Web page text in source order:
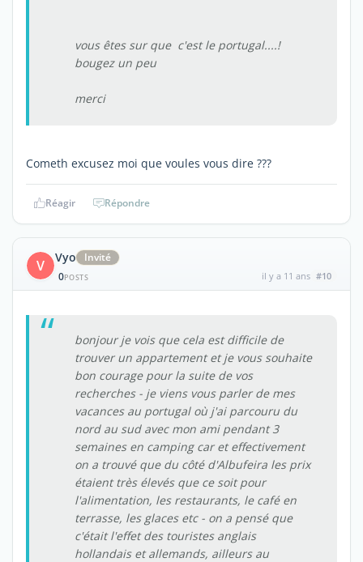
vous êtes sur que c'est le portugal....!
bougez un peu
merci
Cometh excusez moi que voules vous dire ???
Réagir Répondre
V Vyo
Invité
0POSTS il y a 11 ans #10
bonjour je vois que cela est difficile de
trouver un appartement et je vous souhaite
bon courage pour la suite de vos
recherches - je viens vous parler de mes
vacances au portugal où j'ai parcouru du
nord au sud avec mon ami pendant 3
semaines en camping car et effectivement
on a trouvé que du côté d'Albufeira les prix
étaient très élevés que ce soit pour
l'alimentation, les restaurants, le café en
terrasse, les glaces etc - on a pensé que
c'était l'effet des touristes anglais
hollandais et allemands, ailleurs au